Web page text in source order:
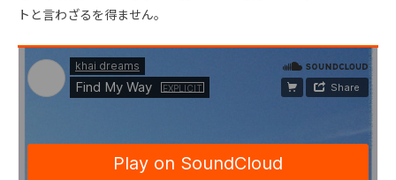
トと言わざるを得ません。